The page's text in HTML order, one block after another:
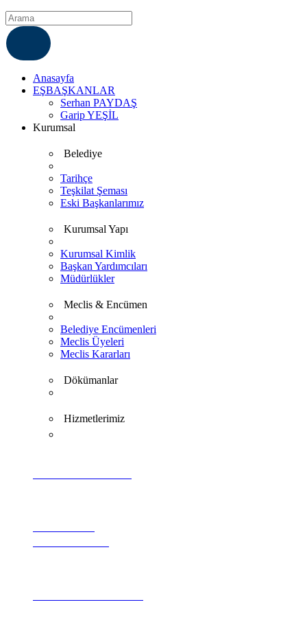
Anasayfa
EŞBAŞKANLAR
Serhan PAYDAŞ
Garip YEŞİL
Kurumsal
Belediye
Tarihçe
Teşkilat Şeması
Eski Başkanlarımız
Kurumsal Yapı
Kurumsal Kimlik
Başkan Yardımcıları
Müdürlükler
Meclis & Encümen
Belediye Encümenleri
Meclis Üyeleri
Meclis Kararları
Dökümanlar
Hizmetlerimiz